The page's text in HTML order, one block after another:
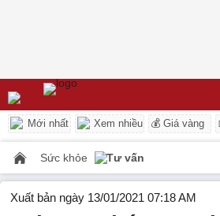
Mới nhất Xem nhiều 💰 Giá vàng
Sức khỏe Tư vấn
Xuất bản ngày 13/01/2021 07:18 AM